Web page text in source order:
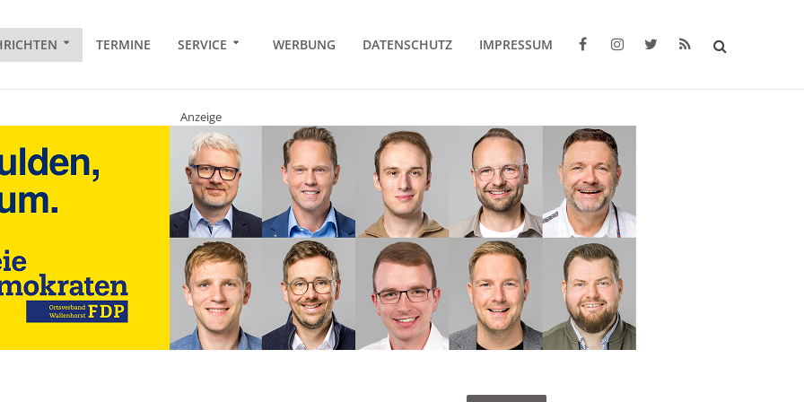
TERMINE SERVICE WERBUNG DATENSCHUTZ IMPRESSUM
Anzeige